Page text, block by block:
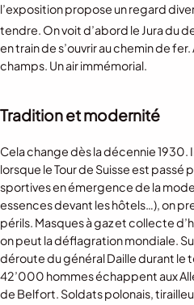
l’exposition propose un regard
tendre. On voit d’abord le Jura du
en train de s’ouvrir au chemin de
champs. Un air immémorial.
Tradition et modernité
Cela change dès la décennie
lorsque le Tour de Suisse est passé
sportives en émergence de la
essences devant les hôtels…), on
périls. Masques à gaz et collecte
on peut la déflagration mondiale.
déroute du général Daille durant le
42’000 hommes échappent aux
de Belfort. Soldats polonais,